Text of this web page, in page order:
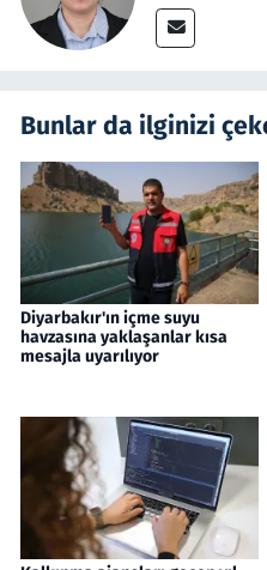
Bunlar da ilginizi
Diyarbakır'ın içme suyu
havzasına yaklaşanlar kısa
mesajla uyarılıyor